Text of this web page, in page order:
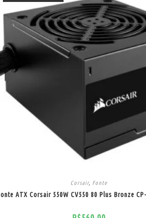
Corsair, Fonte
ATX Corsair 550W CV550 80 Plus Bronze